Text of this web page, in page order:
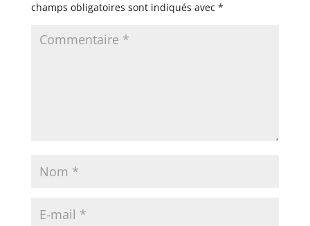
champs obligatoires sont indiqués avec *